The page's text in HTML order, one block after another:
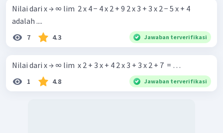
Nilai dari x → ∞ lim ​ 2 x 4 − 4 x 2 + 9 2 x 3 + 3 x 2 − 5 x + 4 ​
adalah ....
7 4.3 Jawaban terverifikasi
Nilai dari x → ∞ lim ​ x 2 + 3 x + 4 2 x 3 + 3 x 2 + 7 ​ = …
1 4.8 Jawaban terverifikasi